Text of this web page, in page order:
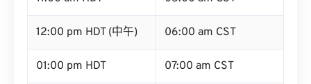
12:00 pm HDT (中午) 06:00 am CST
01:00 pm HDT 07:00 am CST